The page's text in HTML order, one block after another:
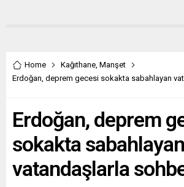
Home Kağıthane, Manşet
Erdoğan, deprem gecesi sokakta sabahlayan
Erdoğan, deprem
sokakta sabahlayan
vatandaşlarla